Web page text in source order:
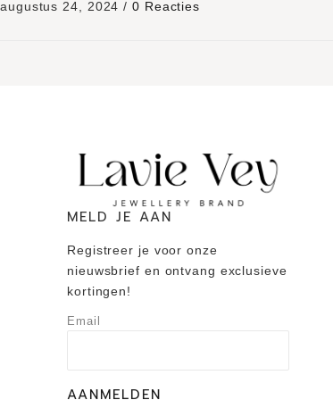
augustus 24, 2024 / 0 Reacties
MELD JE AAN
Registreer je voor onze
nieuwsbrief en ontvang exclusieve
kortingen!
Email
AANMELDEN